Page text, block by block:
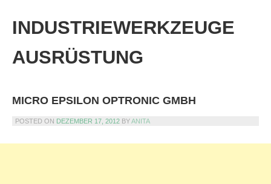
content
INDUSTRIEWERKZEUGE
AUSRÜSTUNG
MICRO EPSILON OPTRONIC GMBH
POSTED ON DEZEMBER 17, 2012 BYANITA